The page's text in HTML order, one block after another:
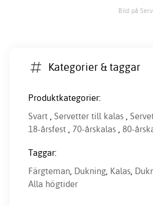
Bild på
Kategorier & taggar
Produktkategorier:
Svart , Servetter till kalas ,
18-årsfest , 70-årskalas , 80-
Taggar:
Färgteman, Dukning, Kalas,
Alla högtider